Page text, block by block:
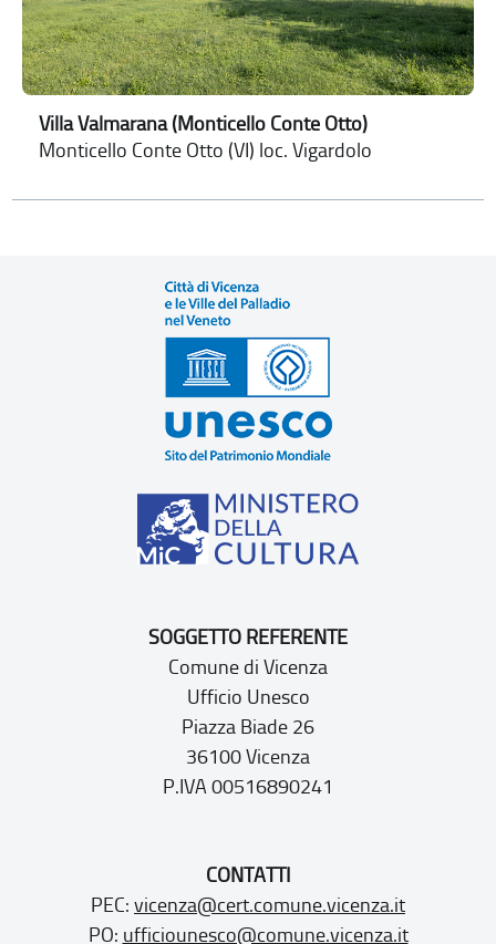
Villa Valmarana (Monticello Conte Otto)
Monticello Conte Otto (VI) loc. Vigardolo
SOGGETTO REFERENTE
Comune di Vicenza
Ufficio Unesco
Piazza Biade 26
36100 Vicenza
P.IVA 00516890241
CONTATTI
PEC: vicenza@cert.comune.vicenza.it
PO: ufficiounesco@comune.vicenza.it